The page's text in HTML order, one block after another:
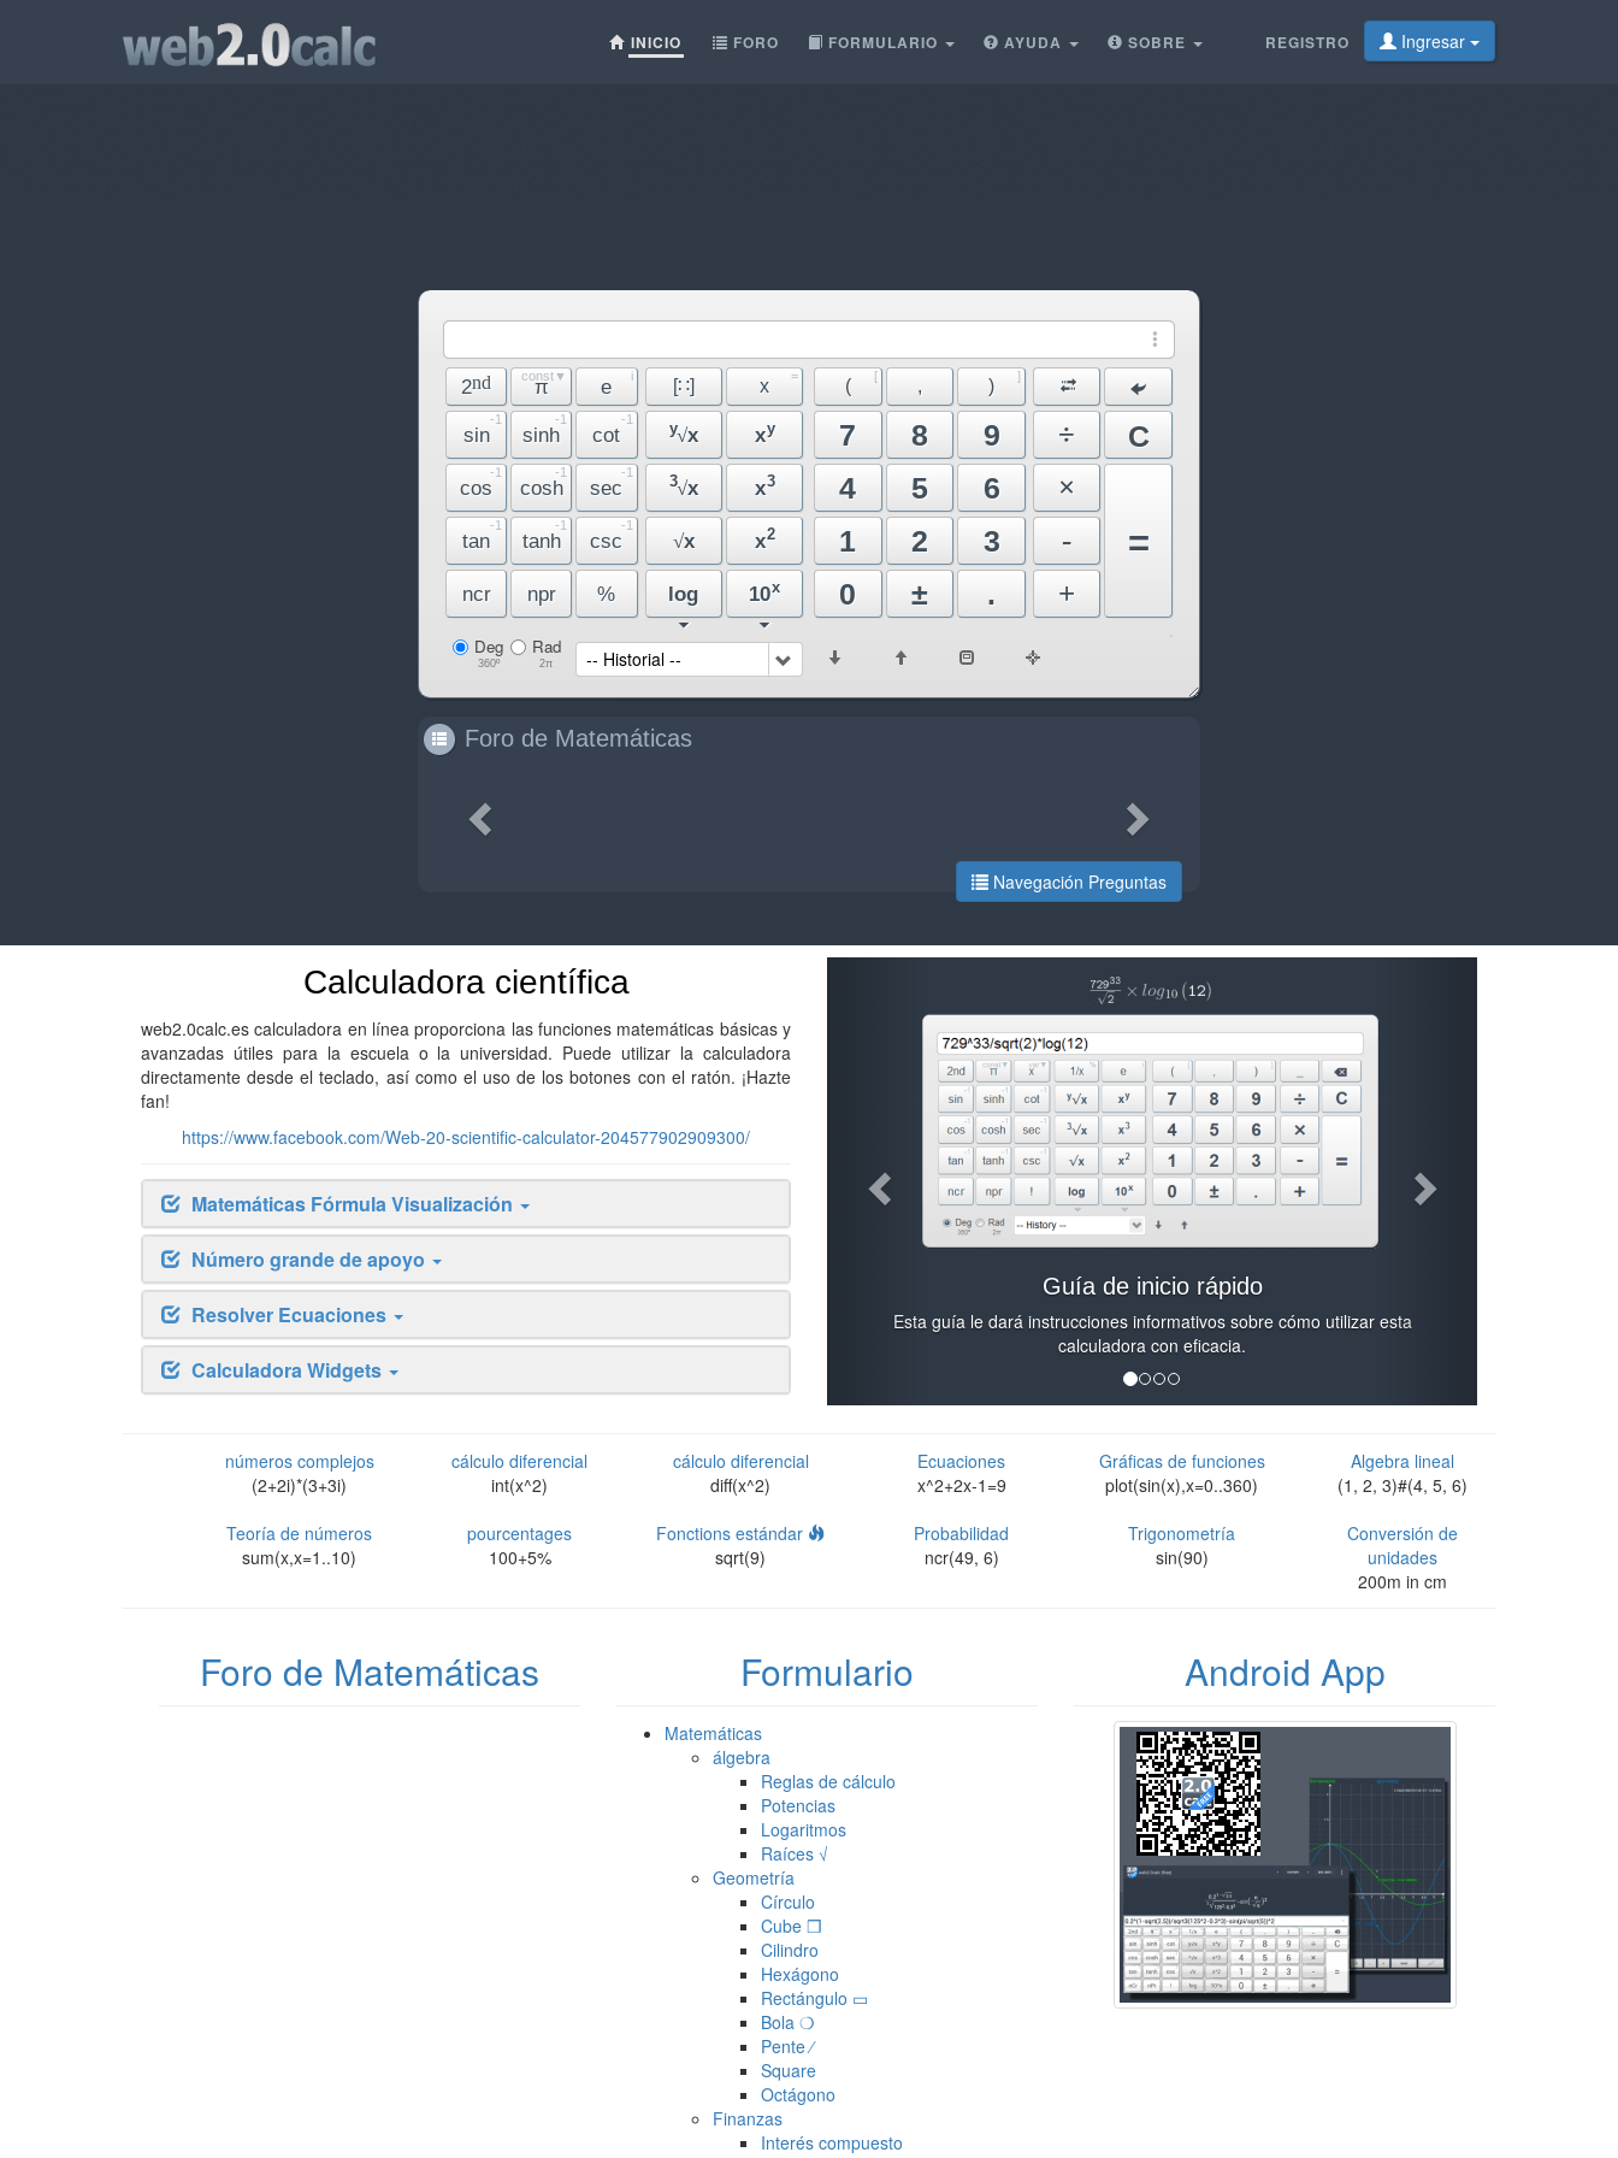
REGISTRO Ingresar
INICIO FORO FORMULARIO AYUDA SOBRE
2nd π
const▼ e i [∷] x = ( [ , ) ]
sin
-1
sinh
-1
cot
-1 y√x xy 7 8 9 ÷ C
cos
-1
cosh
-1
sec
-1 3√x x3 4 5 6 ×
=
tan
-1
tanh
-1
csc
-1
√x x2 1 2 3 -
ncr npr % log 10x 0 ± . +
Deg
360º
Rad
2π -- Historial --
Foro de Matemáticas
Navegación Preguntas
Calculadora científica
web2.0calc.es calculadora en línea proporciona las funciones matemáticas básicas y
avanzadas útiles para la escuela o la universidad. Puede utilizar la calculadora
directamente desde el teclado, así como el uso de los botones con el ratón. ¡Hazte
fan!
https://www.facebook.com/Web-20-scientific-calculator-204577902909300/
Matemáticas Fórmula Visualización
Número grande de apoyo
Resolver Ecuaciones
Calculadora Widgets
Guía de inicio rápido
Esta guía le dará instrucciones informativos sobre cómo utilizar esta
calculadora con eficacia.
números complejos
(2+2i)*(3+3i)
cálculo diferencial
int(x^2)
cálculo diferencial
diff(x^2)
Ecuaciones
x^2+2x-1=9
Gráficas de funciones
plot(sin(x),x=0..360)
Algebra lineal
(1, 2, 3)#(4, 5, 6)
Teoría de números
sum(x,x=1..10)
pourcentages
100+5%
Fonctions estándar
sqrt(9)
Probabilidad
ncr(49, 6)
Trigonometría
sin(90)
Conversión de
unidades
200m in cm
Foro de Matemáticas Formulario
Matemáticas
álgebra
Reglas de cálculo
Potencias
Logaritmos
Raíces √
Geometría
Círculo
Cube ❒
Cilindro
Hexágono
Rectángulo ▭
Bola ❍
Pente ⁄
Square
Octágono
Finanzas
Interés compuesto
Android App